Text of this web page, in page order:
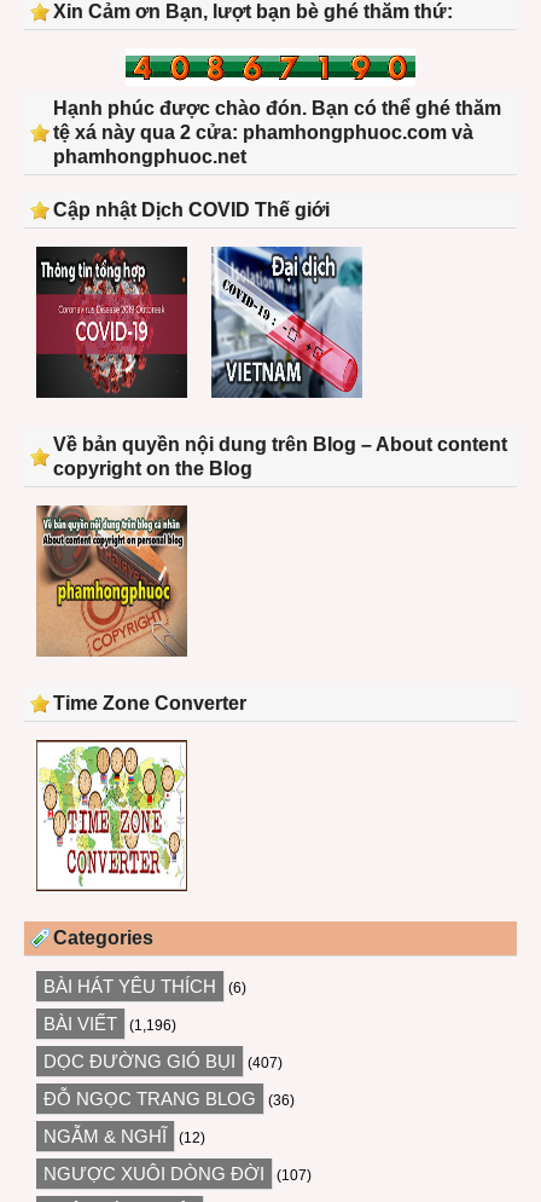
Xin Cảm ơn Bạn, lượt bạn bè ghé thăm thứ:
Hạnh phúc được chào đón. Bạn có thể ghé thăm
tệ xá này qua 2 cửa: phamhongphuoc.com và
phamhongphuoc.net
Cập nhật Dịch COVID Thế giới
Về bản quyền nội dung trên Blog – About content
copyright on the Blog
Time Zone Converter
Categories
BÀI HÁT YÊU THÍCH (6)
BÀI VIẾT (1,196)
DỌC ĐƯỜNG GIÓ BỤI (407)
ĐỖ NGỌC TRANG BLOG (36)
NGẪM & NGHĨ (12)
NGƯỢC XUÔI DÒNG ĐỜI (107)